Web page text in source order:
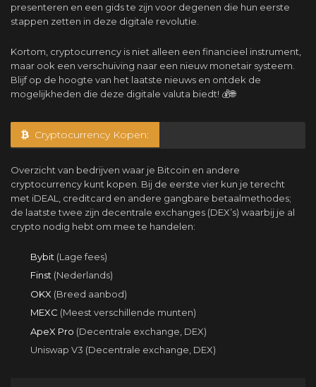
presenteren en een gids te zijn voor degenen die hun eerste
stappen zetten in deze digitale revolutie.
Kortom, cryptocurrency is niet alleen een financieel instrument,
maar ook een verschuiving naar een nieuw monetair systeem.
Blijf op de hoogte van het laatste nieuws en ontdek de
mogelijkheden die deze digitale valuta biedt! 💰🌐
Cryptocurrency Kopen:
Overzicht van bedrijven waar je Bitcoin en andere
cryptocurrency kunt kopen. Bij de eerste vier kun je terecht
met iDEAL, creditcard en andere gangbare betaalmethodes;
de laatste twee zijn decentrale exchanges (DEX’s) waarbij je al
crypto nodig hebt om mee te handelen:
Bybit (Lage fees)
Finst(Nederlands)
OKX (Breed aanbod)
MEXC (Meest verschillende munten)
ApeX Pro (Decentrale exchange, DEX)
Uniswap V3 (Decentrale exchange, DEX)